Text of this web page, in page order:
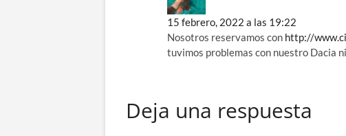
15 febrero, 2022 a las 19:22
Nosotros reservamos con http://
tuvimos problemas con nuestro Dacia
Deja una respuesta